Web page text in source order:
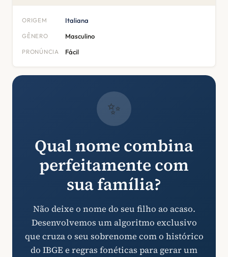
ORIGEM Italiana
GÊNERO Masculino
PRONÚNCIA Fácil
✨
Qual nome combina
perfeitamente com
sua família?
Não deixe o nome do seu filho ao acaso.
Desenvolvemos um algoritmo exclusivo
que cruza o seu sobrenome com o histórico
do IBGE e regras fonéticas para gerar um